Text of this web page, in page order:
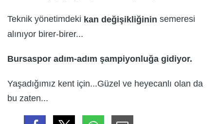
Teknik yönetimdeki kan değişikliğinin semeresi
alınıyor birer-birer...
Bursaspor adım-adım şampiyonluğa gidiyor.
Yaşadığımız kent için...Güzel ve heyecanlı olan da
bu zaten...